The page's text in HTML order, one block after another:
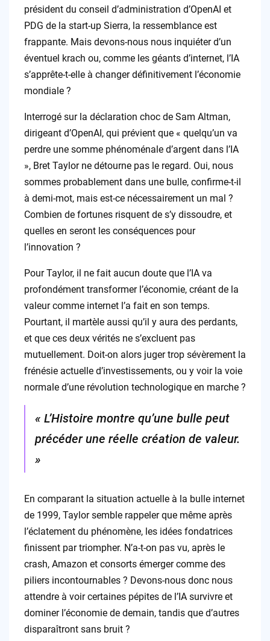
président du conseil d’administration d’OpenAI et
PDG de la start-up Sierra, la ressemblance est
frappante. Mais devons-nous nous inquiéter d’un
éventuel krach ou, comme les géants d’internet, l’IA
s’apprête-t-elle à changer définitivement l’économie
mondiale ?
Interrogé sur la déclaration choc de Sam Altman,
dirigeant d’OpenAI, qui prévient que « quelqu’un va
perdre une somme phénoménale d’argent dans l’IA
», Bret Taylor ne détourne pas le regard. Oui, nous
sommes probablement dans une bulle, confirme-t-il
à demi-mot, mais est-ce nécessairement un mal ?
Combien de fortunes risquent de s’y dissoudre, et
quelles en seront les conséquences pour
l’innovation ?
Pour Taylor, il ne fait aucun doute que l’IA va
profondément transformer l’économie, créant de la
valeur comme internet l’a fait en son temps.
Pourtant, il martèle aussi qu’il y aura des perdants,
et que ces deux vérités ne s’excluent pas
mutuellement. Doit-on alors juger trop sévèrement la
frénésie actuelle d’investissements, ou y voir la voie
normale d’une révolution technologique en marche ?
« L’Histoire montre qu’une bulle peut
précéder une réelle création de valeur.
»
En comparant la situation actuelle à la bulle internet
de 1999, Taylor semble rappeler que même après
l’éclatement du phénomène, les idées fondatrices
finissent par triompher. N’a-t-on pas vu, après le
crash, Amazon et consorts émerger comme des
piliers incontournables ? Devons-nous donc nous
attendre à voir certaines pépites de l’IA survivre et
dominer l’économie de demain, tandis que d’autres
disparaîtront sans bruit ?